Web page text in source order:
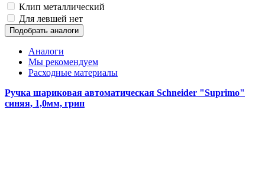
Клип металлический
Для левшей нет
Подобрать аналоги
Аналоги
Мы рекомендуем
Расходные материалы
Ручка шариковая автоматическая Schneider "Suprimo"
синяя, 1,0мм, грип